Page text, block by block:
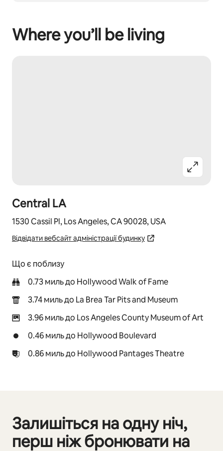
Where you’ll be living
Central LA
1530 Cassil Pl, Los Angeles, CA 90028, USA
Відвідати вебсайт адміністрації будинку
Що є поблизу
0.73 миль до Hollywood Walk of Fame
3.74 миль до La Brea Tar Pits and Museum
3.96 миль до Los Angeles County Museum of Art
0.46 миль до Hollywood Boulevard
0.86 миль до Hollywood Pantages Theatre
Залишіться на одну ніч,
перш ніж бронювати на
Відображаються 0 з 0